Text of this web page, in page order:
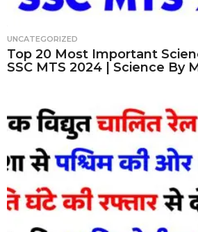
UNCATEGORIZED
Top 20 Most Important
SSC MTS 2024 | Science By